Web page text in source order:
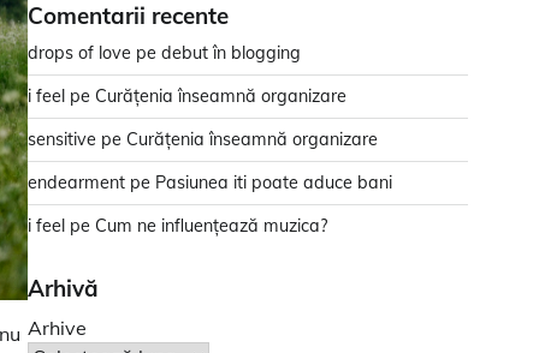
Comentarii recente
drops of love pe debut în blogging
i feel pe Curățenia înseamnă organizare
sensitive pe Curățenia înseamnă organizare
endearment pe Pasiunea iti poate aduce bani
i feel pe Cum ne influențează muzica?
Arhivă
Arhive